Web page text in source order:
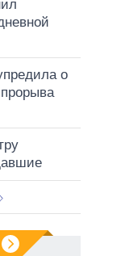
о